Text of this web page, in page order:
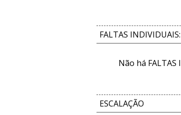
FALTAS INDIVIDUAIS:
Não há
ESCALAÇÃO